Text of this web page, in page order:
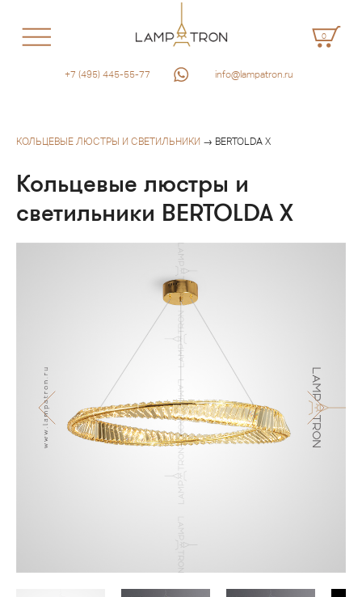
0
+7 (495) 445-55-77 info@lampatron.ru
КОЛЬЦЕВЫЕ ЛЮСТРЫ И СВЕТИЛЬНИКИ → BERTOLDA X
Кольцевые люстры и
светильники BERTOLDA X